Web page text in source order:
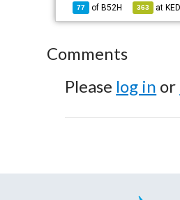
77 of B52H 363 at
Comments
Please log in or